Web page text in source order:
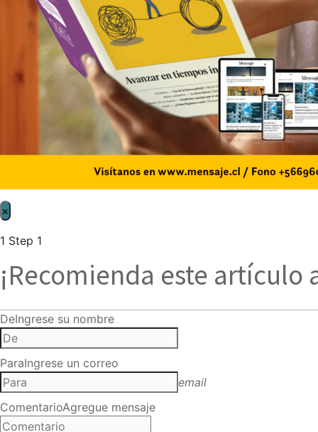
×
1 Step 1
¡Recomienda este artículo
DeIngrese su nombre
ParaIngrese un correo
email
ComentarioAgregue mensaje